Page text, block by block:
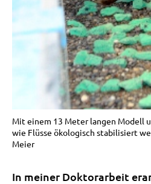
Mit einem 13 Meter langen Modell
wie Flüsse ökologisch stabilisiert
Meier
In meiner Doktorarbeit